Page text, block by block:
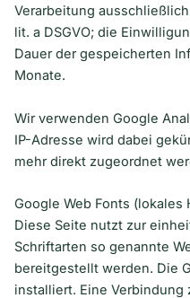
Verarbeitung
lit. a DSGVO; die
Dauer der gespeicherten
Monate.
Wir verwenden Google
IP-Adresse wird dabei
mehr direkt zugeordnet
Google Web Fonts (lokales
Diese Seite nutzt zur
Schriftarten so genannte
bereitgestellt werden. Die
installiert. Eine